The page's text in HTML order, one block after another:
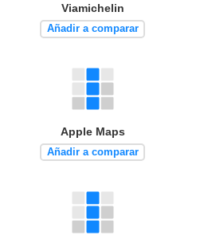
Viamichelin
Añadir a comparar
Apple Maps
Añadir a comparar